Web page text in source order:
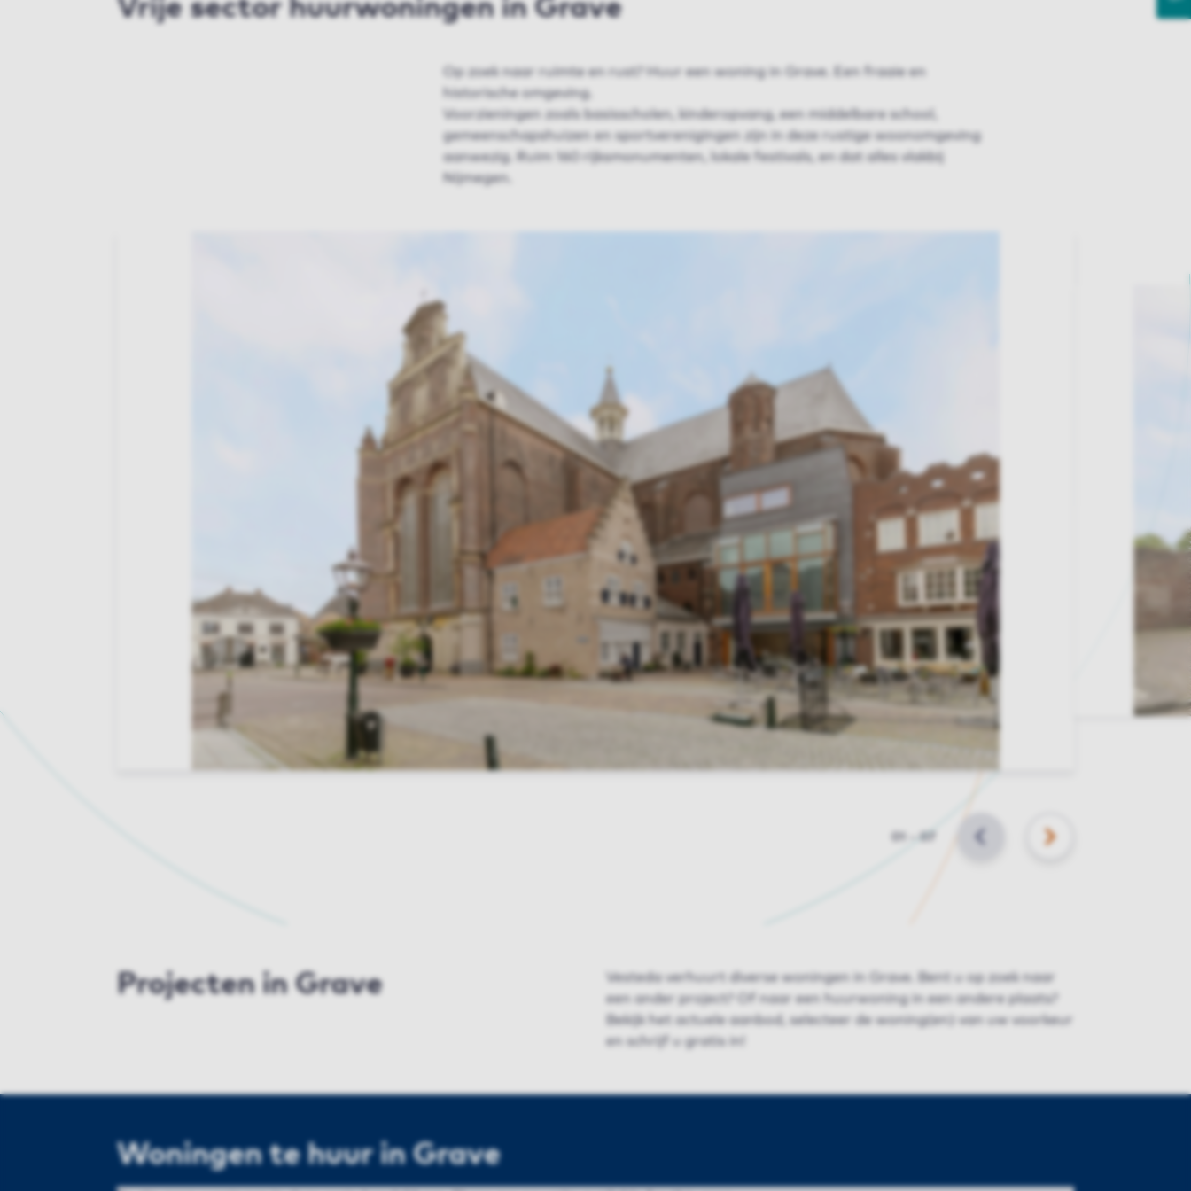
Vrije sector huurwoningen in Grave
Op zoek naar ruimte en rust? Huur een woning in Grave. Een fraaie en
historische omgeving.
Voorzieningen zoals basisscholen, kinderopvang, een middelbare school,
gemeenschapshuizen en sportverenigingen zijn in deze rustige woonomgeving
aanwezig. Ruim 160 rijksmonumenten, lokale festivals, en dat alles vlakbij
Nijmegen.
Slide
VORIGE VOLGENDE
Projecten in Grave
Vesteda verhuurt diverse woningen in Grave. Bent u op zoek naar
een ander project? Of naar een huurwoning in een andere plaats?
Bekijk het actuele aanbod, selecteer de woning(en) van uw voorkeur
en schrijf u gratis in!
Woningen te huur in Grave